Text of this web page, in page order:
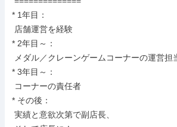
* 1年目：
* 2年目～：
* 3年目～：
* その後：